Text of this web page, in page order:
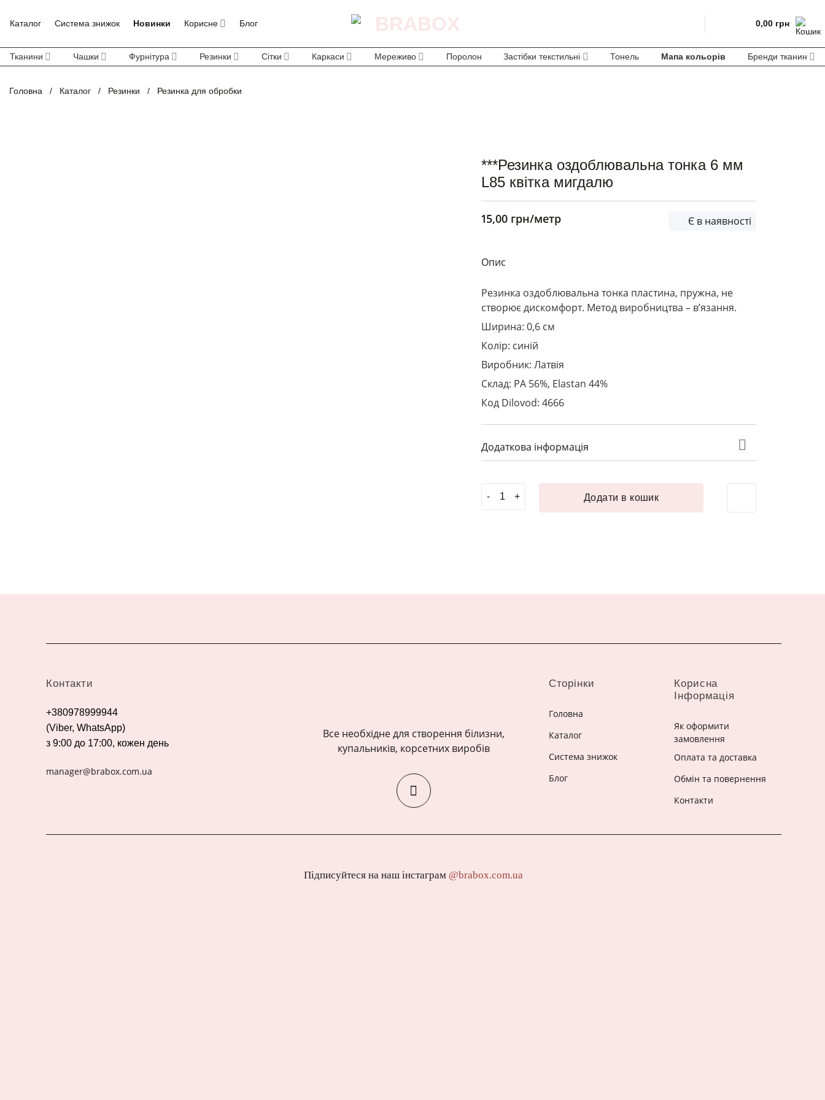
Каталог Система знижок Новинки Корисне Блог 0,00 грн
Тканини Чашки Фурнітура Резинки Сітки Каркаси Мереживо Поролон Застібки текстильні Тонель Мапа кольорів Бренди тканин
Головна / Каталог / Резинки / Резинка для обробки
***Резинка оздоблювальна тонка 6 мм
L85 квітка мигдалю
15,00 грн/метр Є в наявності
Опис
Резинка оздоблювальна тонка пластина, пружна, не
створює дискомфорт. Метод виробництва – в’язання.
Ширина: 0,6 см
Колір: синій
Виробник: Латвія
Склад: PA 56%, Elastan 44%
Код Dilovod: 4666
Додаткова інформація
***Резинка оздоблювальна тонка 6 мм L85 квітка мигдалю кількість
Додати в кошик
Контакти
+380978999944
(Viber, WhatsApp)
з 9:00 до 17:00, кожен день
manager@brabox.com.ua
Все необхідне для створення білизни,
купальників, корсетних виробів
Сторінки
Головна
Каталог
Система знижок
Блог
Корисна
Інформація
Як оформити
замовлення
Оплата та доставка
Обмін та повернення
Контакти
Підписуйтеся на наш інстаграм @brabox.com.ua